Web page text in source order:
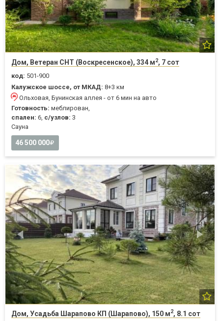
Дом, Ветеран СНТ (Воскресенское), 334 м2, 7 сот
код: 501-900
Калужское шоссе, от МКАД: 8+3 км
Ольховая, Бунинская аллея - от 6 мин на авто
Готовность: меблирован,
спален: 6, с/узлов: 3
Cауна
46 500 000
Дом, Усадьба Шарапово КП (Шарапово), 150 м2, 8.1 сот